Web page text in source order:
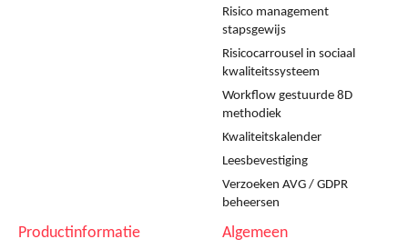
Risico management
stapsgewijs
Risicocarrousel in sociaal
kwaliteitssysteem
Workflow gestuurde 8D
methodiek
Kwaliteitskalender
Leesbevestiging
Verzoeken AVG / GDPR
beheersen
Productinformatie Algemeen